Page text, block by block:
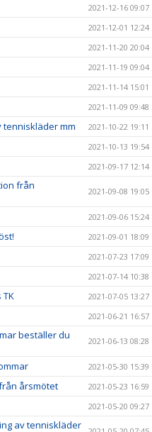
2021-12-16 09:07
2021-12-01 12:24
2021-11-20 20:04
2021-11-19 09:04
2021-11-14 15:01
2021-11-09 09:48
tenniskläder mm 2021-10-22 19:11
2021-10-13 19:54
2021-09-17 12:14
från
2021-09-08 19:05
2021-09-06 15:24
2021-09-01 18:09
2021-07-23 17:09
2021-07-14 10:38
2021-07-05 13:27
2021-06-21 16:57
beställer du
2021-06-13 08:28
2021-05-30 15:39
årsmötet 2021-05-23 16:59
2021-05-20 09:27
av tenniskläder